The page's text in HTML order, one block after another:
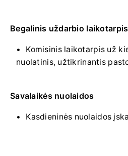
Begalinis uždarbio laikotarpis
Komisinis laikotarpis už
nuolatinis, užtikrinantis
Savalaikės nuolaidos
Kasdieninės nuolaidos